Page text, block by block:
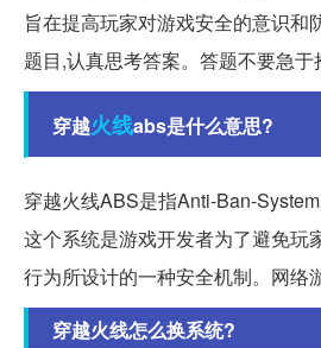
旨在提高玩家对游戏安全的意识和
题目,认真思考答案。答题不要急于
穿越火线abs是什么意思?
穿越火线ABS是指Anti-Ban-
这个系统是游戏开发者为了避免玩
行为所设计的一种安全机制。网络
穿越火线怎么换系统?